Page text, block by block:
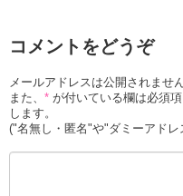
コメントをどうぞ
メールアドレスは公開されませ
また、 * が付いている欄は必須
します。
("名無し・匿名"や"ダミーアド